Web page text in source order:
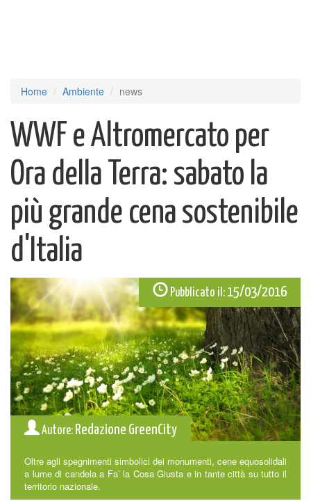
Home Ambiente news
WWF e Altromercato per
Ora della Terra: sabato la
più grande cena sostenibile
d'Italia
Pubblicato il:15/03/2016
Autore: Redazione GreenCity
Oltre agli spegnimenti simbolici dei monumenti, cene equosolidali
a lume di candela a Fa’ la Cosa Giusta e in tante città su tutto il
territorio nazionale.